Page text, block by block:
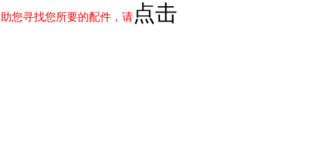
助您寻找您所要的配件，请 点击